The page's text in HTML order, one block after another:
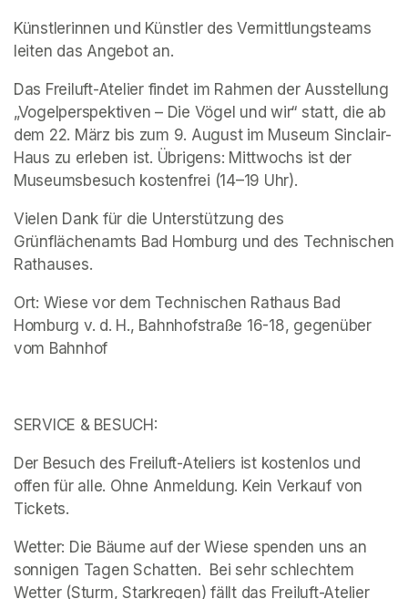
Künstlerinnen und Künstler des Vermittlungsteams
leiten das Angebot an.
Das Freiluft-Atelier findet im Rahmen der Ausstellung
„Vogelperspektiven – Die Vögel und wir“ statt, die ab
dem 22. März bis zum 9. August im Museum Sinclair-
Haus zu erleben ist. Übrigens: Mittwochs ist der
Museumsbesuch kostenfrei (14–19 Uhr).
Vielen Dank für die Unterstützung des
Grünflächenamts Bad Homburg und des Technischen
Rathauses.
Ort: Wiese vor dem Technischen Rathaus Bad
Homburg v. d. H., Bahnhofstraße 16-18, gegenüber
vom Bahnhof
SERVICE & BESUCH:
Der Besuch des Freiluft-Ateliers ist kostenlos und
offen für alle. Ohne Anmeldung. Kein Verkauf von
Tickets.
Wetter: Die Bäume auf der Wiese spenden uns an
sonnigen Tagen Schatten.  Bei sehr schlechtem
Wetter (Sturm, Starkregen) fällt das Freiluft-Atelier